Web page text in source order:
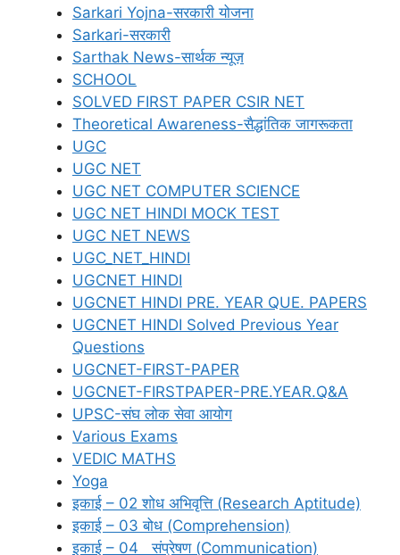
Sarkari Yojna-सरकारी योजना
Sarkari-सरकारी
Sarthak News-सार्थक न्यूज़
SCHOOL
SOLVED FIRST PAPER CSIR NET
Theoretical Awareness-सैद्धांतिक जागरूकता
UGC
UGC NET
UGC NET COMPUTER SCIENCE
UGC NET HINDI MOCK TEST
UGC NET NEWS
UGC_NET_HINDI
UGCNET HINDI
UGCNET HINDI PRE. YEAR QUE. PAPERS
UGCNET HINDI Solved Previous Year
Questions
UGCNET-FIRST-PAPER
UGCNET-FIRSTPAPER-PRE.YEAR.Q&A
UPSC-संघ लोक सेवा आयोग
Various Exams
VEDIC MATHS
Yoga
इकाई – 02 शोध अभिवृत्ति (Research Aptitude)
इकाई – 03 बोध (Comprehension)
इकाई – 04 संप्रेषण (Communication)